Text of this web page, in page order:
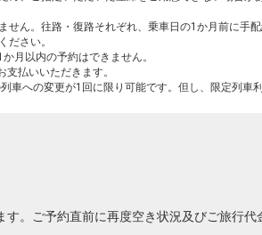
せん。往路・復路それぞれ、乗車日の1か月前に
ださい。
月以内の予約はできません。
払いいただきます。
車への変更が1回に限り可能です。但し、限定列車
。ご予約直前に再度空き状況及びご旅行代